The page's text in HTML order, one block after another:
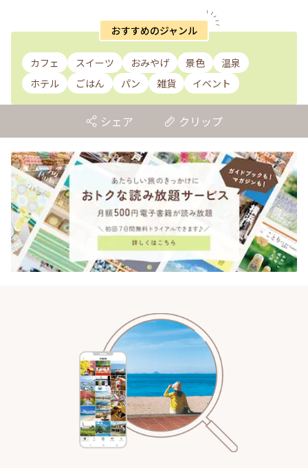
おすすめのジャンル
カフェ スイーツ おみやげ 景色
温泉
ホテル
ごはん パン 雑貨 イベント
シェア クリップ